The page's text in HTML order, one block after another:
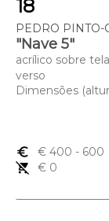
18
PEDRO PINTO-
"Nave 5"
acrílico sobre
verso
Dimensões
euro_symbol € 400 - 600
remove_shopping_cart
€ 0